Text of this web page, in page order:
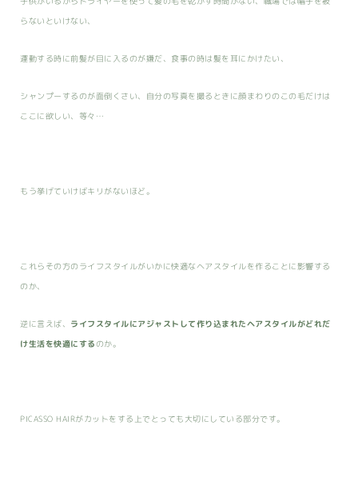
らないといけない、
運動する時に前髪が目に入るのが嫌だ、食事の時は髪を耳にかけたい、
シャンプーするのが面倒くさい、自分の写真を撮るときに顔まわりのこの毛だけは
ここに欲しい、等々…
もう挙げていけばキリがないほど。
これらその方のライフスタイルがいかに快適なヘアスタイルを作ることに影響する
のか、
逆に言えば、 ライフスタイルにアジャストして作り込まれたヘアスタイルがどれだ
け生活を快適にする のか。
PICASSO HAIRがカットをする上でとっても大切にしている部分です。